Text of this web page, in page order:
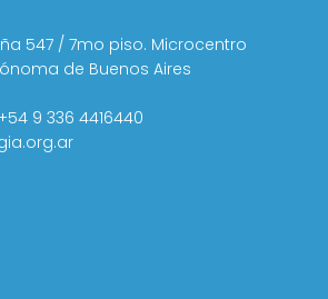
547 / 7mo piso. Microcentro
de Buenos Aires
9 336 4416440